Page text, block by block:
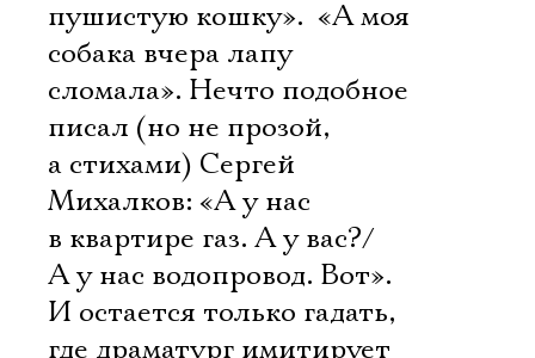
пушистую кошку».  «А моя
собака вчера лапу
сломала». Нечто подобное
писал (но не прозой,
а стихами) Сергей
Михалков: «А у нас
в квартире газ. А у вас?/
А у нас водопровод. Вот».
И остается только гадать,
где драматург имитирует